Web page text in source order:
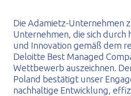
Die Adamietz-Unternehmen
Unternehmen, die sich durch
und Innovation gemäß dem
Deloitte Best Managed
Wettbewerb auszeichnen.
Poland bestätigt unser
nachhaltige Entwicklung,